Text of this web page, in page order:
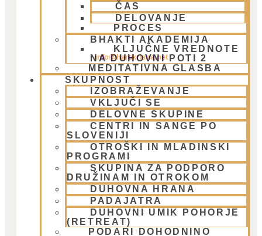
ČAS
DELOVANJE
PROCES
BHAKTI AKADEMIJA
KLJUČNE VREDNOTE
NA DUHOVNI POTI 2
MEDITATIVNA GLASBA
SKUPNOST
IZOBRAŽEVANJE
VKLJUČI SE
DELOVNE SKUPINE
CENTRI IN SANGE PO
SLOVENIJI
OTROŠKI IN MLADINSKI
PROGRAMI
SKUPINA ZA PODPORO
DRUŽINAM IN OTROKOM
DUHOVNA HRANA
PADAJATRA
DUHOVNI UMIK POHORJE
(RETREAT)
PODARI DOHODNINO
info@harekrisna.net